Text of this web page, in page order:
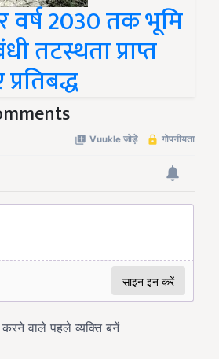
वर्ष 2030 तक भूमि
तटस्थता प्राप्त